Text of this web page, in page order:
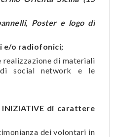
Poster e logo di
o radiofonici;
di materiali
social network e le
INIZIATIVE di carattere
dei volontari in